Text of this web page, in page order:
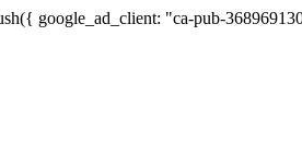
google_ad_client: "ca-pub-